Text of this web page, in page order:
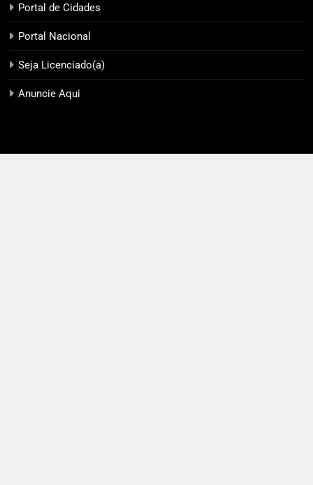
Portal de Cidades
Portal Nacional
Seja Licenciado(a)
Anuncie Aqui